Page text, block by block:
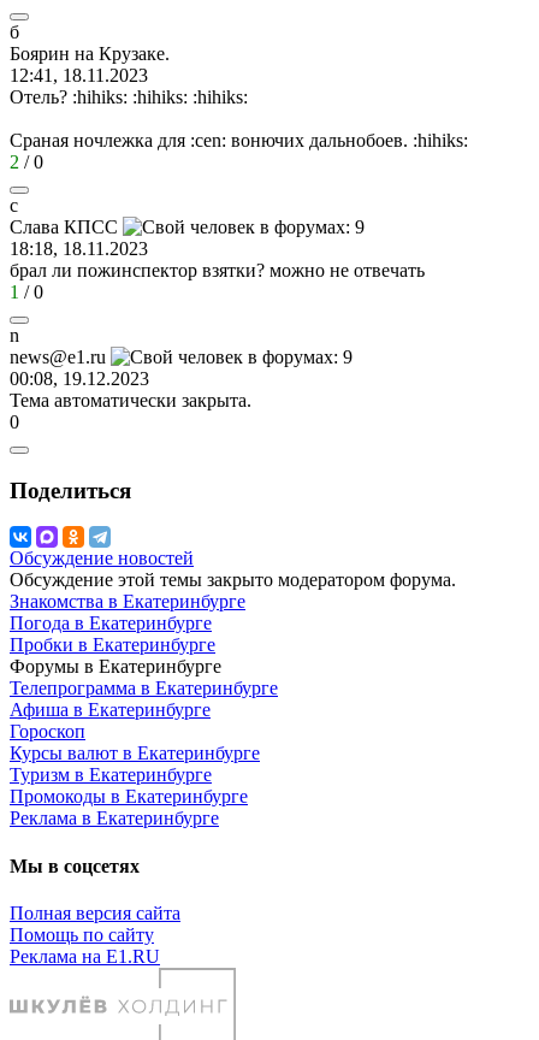
б
Боярин на Крузаке.
12:41, 18.11.2023
Отель? :hihiks: :hihiks: :hihiks:
Сраная ночлежка для :cen: вонючих дальнобоев. :hihiks:
2 /0
с
Слава КПСС
18:18, 18.11.2023
брал ли пожинспектор взятки? можно не отвечать
1 /0
n
news@e1.ru
00:08, 19.12.2023
Тема автоматически закрыта.
0
Поделиться
Обсуждение новостей
Обсуждение этой темы закрыто модератором форума.
Знакомства в Екатеринбурге
Погода в Екатеринбурге
Пробки в Екатеринбурге
Форумы в Екатеринбурге
Телепрограмма в Екатеринбурге
Афиша в Екатеринбурге
Гороскоп
Курсы валют в Екатеринбурге
Туризм в Екатеринбурге
Промокоды в Екатеринбурге
Реклама в Екатеринбурге
Мы в соцсетях
Полная версия сайта
Помощь по сайту
Реклама на E1.RU